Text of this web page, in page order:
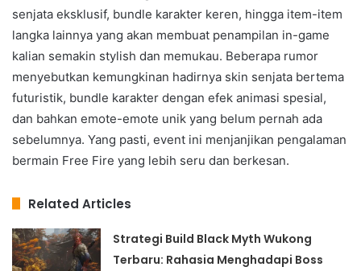
senjata eksklusif, bundle karakter keren, hingga item-item
langka lainnya yang akan membuat penampilan in-game
kalian semakin stylish dan memukau. Beberapa rumor
menyebutkan kemungkinan hadirnya skin senjata bertema
futuristik, bundle karakter dengan efek animasi spesial,
dan bahkan emote-emote unik yang belum pernah ada
sebelumnya. Yang pasti, event ini menjanjikan pengalaman
bermain Free Fire yang lebih seru dan berkesan.
Related Articles
Strategi Build Black Myth Wukong
Terbaru: Rahasia Menghadapi Boss